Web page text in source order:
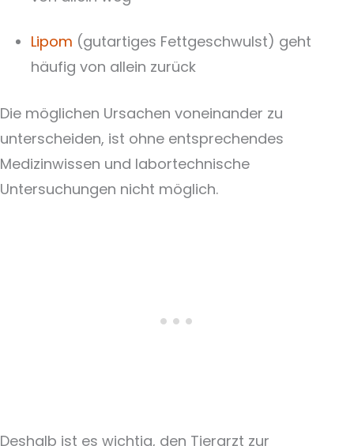
Lipom (gutartiges Fettgeschwulst) geht
häufig von allein zurück
Die möglichen Ursachen voneinander zu
unterscheiden, ist ohne entsprechendes
Medizinwissen und labortechnische
Untersuchungen nicht möglich.
Deshalb ist es wichtig, den Tierarzt zur